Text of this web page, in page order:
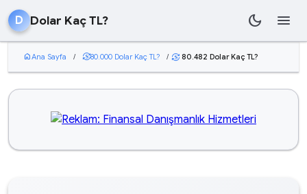
D Dolar Kaç TL? dark_mode menu
homeAna Sayfa / currency_exchange80.000 Dolar Kaç TL? / currency_exchange 80.482 Dolar Kaç TL?